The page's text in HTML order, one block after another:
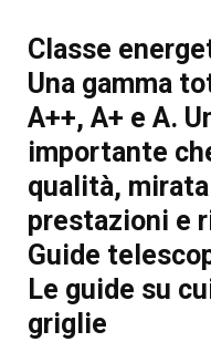
Classe
Una gamma
A++, A+ e A.
importante
qualità,
prestazioni e
Guide
Le guide su
griglie